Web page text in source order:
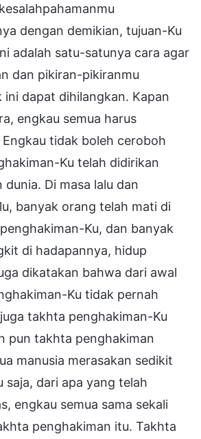
dengan demikian, tujuan-Ku
adalah satu-satunya cara agar
dan pikiran-pikiranmu
ini dapat dihilangkan. Kapan
engkau semua harus
tidak boleh ceroboh
Ku telah didirikan
Di masa lalu dan
banyak orang telah mati di
Ku, dan banyak
di hadapannya, hidup
dikatakan bahwa dari awal
Ku tidak pernah
takhta penghakiman-Ku
pun takhta penghakiman
manusia merasakan sedikit
saja, dari apa yang telah
engkau semua sama sekali
penghakiman itu. Takhta